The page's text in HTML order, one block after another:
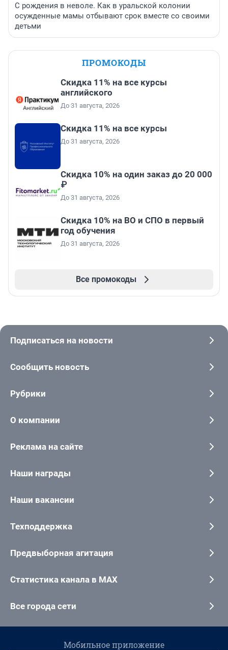
С рождения в неволе. Как в уральской колонии
осужденные мамы отбывают срок вместе со своими
детьми
ПРОМОКОДЫ
Скидка 11% на все курсы
английского
До 31 августа, 2026
Скидка 11% на все курсы
До 31 августа, 2026
Скидка 10% на один заказ до 20 000
₽
До 31 августа, 2026
Скидка 10% на ВО и СПО в первый
год обучения
До 31 августа, 2026
Все промокоды
Подписаться на новости
Сообщить новость
Рубрики
О компании
Реклама на сайте
Наши награды
Наши вакансии
Техподдержка
Предвыборная агитация
Статистика канала в MAX
Все города сети
Мобильное приложение